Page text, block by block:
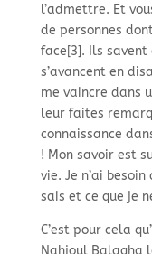
l’admettre. Et
de personnes
face[3]. Ils savent
s’avancent en
me vaincre dans
leur faites
connaissance
! Mon savoir est
vie. Je n’ai
sais et ce que je
C’est pour cela